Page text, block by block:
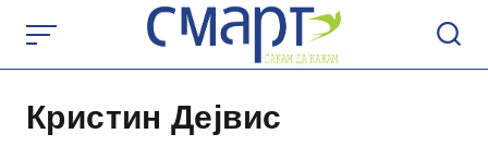
content
Кристин Дејвис